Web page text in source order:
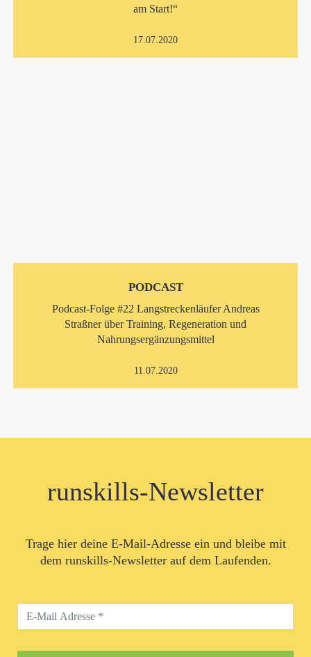
am Start!“
17.07.2020
PODCAST
Podcast-Folge #22 Langstreckenläufer Andreas
Straßner über Training, Regeneration und
Nahrungsergänzungsmittel
11.07.2020
runskills-Newsletter
Trage hier deine E-Mail-Adresse ein und bleibe mit
dem runskills-Newsletter auf dem Laufenden.